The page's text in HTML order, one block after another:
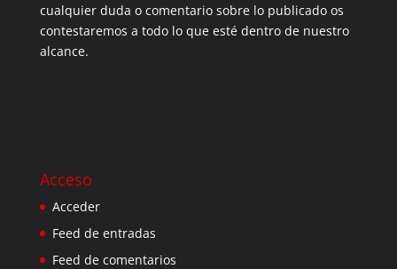
cualquier duda o comentario sobre lo publicado os
contestaremos a todo lo que esté dentro de nuestro
alcance.
Acceso
Acceder
Feed de entradas
Feed de comentarios